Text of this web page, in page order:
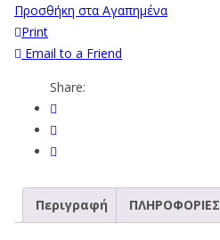
Προσθήκη στα Αγαπημένα
Print
Email to a Friend
Share:
Περιγραφή ΠΛΗΡΟΦΟΡΙΕΣ